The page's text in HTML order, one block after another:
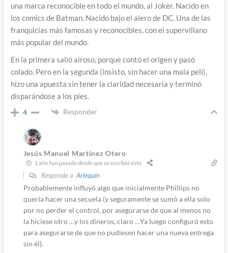
una marca reconocible en todo el mundo, al Joker. Nacido en
los comics de Batman. Nacido bajo el alero de DC. Una de las
franquicias más famosas y reconocibles, con el supervillano
más popular del mundo.
En la primera salió airoso, porque contó el origen y pasó
colado. Pero en la segunda (insisto, sin hacer una mala peli),
hizo una apuesta sin tener la claridad necesaria y terminó
disparándose a los pies.
4 Responder
Jesús Manuel Martínez Otero
1 año han pasado desde que se escribió esto
Responde a Arlequín
Probablemente influyó algo que inicialmente Phillips no
quería hacer una secuela (y seguramente se sumó a ella solo
por no perder el control, por asegurarse de que al menos no
la hiciese otro …y los dineros, claro …Ya luego configuró esto
para asegurarse de que no pudiesen hacer una nueva entrega
sin él).